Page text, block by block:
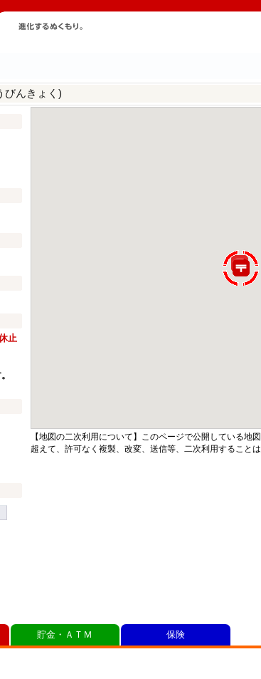
びんきょく)
止
【地図の二次利用について】このページで公開している地
超えて、許可なく複製、改変、送信等、二次利用すること
貯金・ＡＴＭ 保険